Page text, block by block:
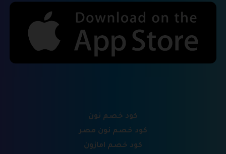
كود خصم نون
كود خصم نون مصر
كود خصم امازون